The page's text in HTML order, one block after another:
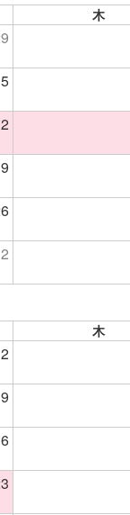
木
5
2
木
2
9